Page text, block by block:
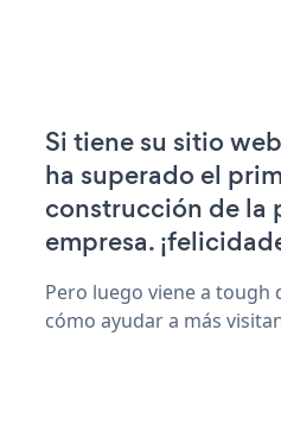
Si tiene su sitio
ha superado el
construcción de la
empresa.
Pero luego viene a tough
cómo ayudar a más